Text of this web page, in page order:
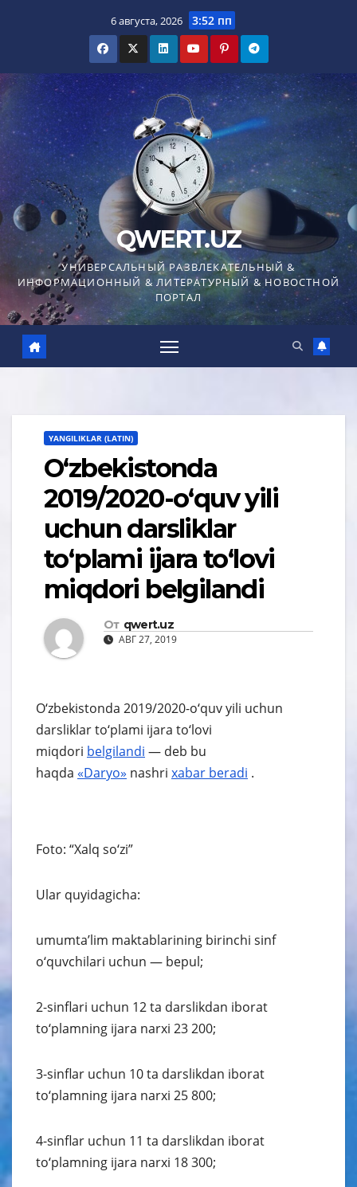
6 августа, 2026 3:52 пп
QWERT.UZ
УНИВЕРСАЛЬНЫЙ РАЗВЛЕКАТЕЛЬНЫЙ &
ИНФОРМАЦИОННЫЙ & ЛИТЕРАТУРНЫЙ & НОВОСТНОЙ
ПОРТАЛ
YANGILIKLAR (LATIN)
O‘zbekistonda
2019/2020-o‘quv yili
uchun darsliklar
to‘plami ijara to‘lovi
miqdori belgilandi
От qwert.uz
АВГ 27, 2019
O‘zbekistonda 2019/2020-o‘quv yili uchun
darsliklar to‘plami ijara to‘lovi
miqdori belgilandi — deb bu
haqda «Daryo» nashri xabar beradi .
Foto: “Xalq so‘zi”
Ular quyidagicha:
umumta’lim maktablarining birinchi sinf
o‘quvchilari uchun — bepul;
2-sinflari uchun 12 ta darslikdan iborat
to‘plamning ijara narxi 23 200;
3-sinflar uchun 10 ta darslikdan iborat
to‘plamning ijara narxi 25 800;
4-sinflar uchun 11 ta darslikdan iborat
to‘plamning ijara narxi 18 300;